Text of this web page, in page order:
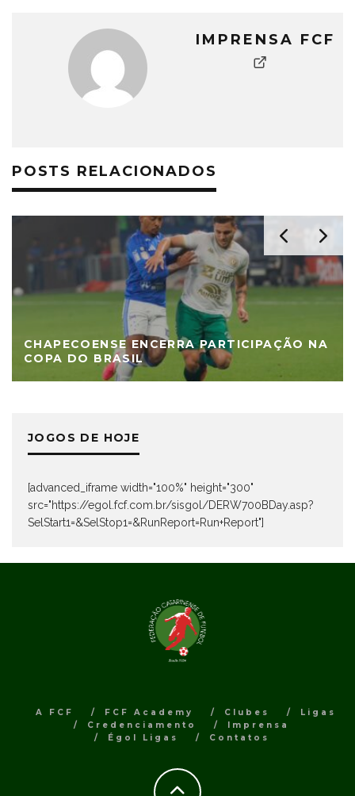
IMPRENSA FCF
POSTS RELACIONADOS
CHAPECOENSE ENCERRA PARTICIPAÇÃO NA
COPA DO BRASIL
JOGOS DE HOJE
[advanced_iframe width="100%" height="300"
src="https://egol.fcf.com.br/sisgol/DERW700BDay.asp?
SelStart1=&SelStop1=&RunReport=Run+Report"]
A FCF FCF Academy Clubes
Ligas
Credenciamento
Imprensa
Égol Ligas
Contatos